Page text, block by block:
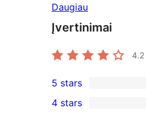
Daugiau
Įvertinimai
4.2
11
5-
5 stars
4 stars